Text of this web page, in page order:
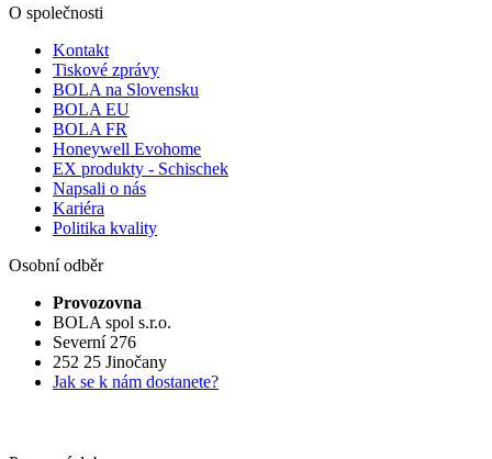
O společnosti
Kontakt
Tiskové zprávy
BOLA na Slovensku
BOLA EU
BOLA FR
Honeywell Evohome
EX produkty - Schischek
Napsali o nás
Kariéra
Politika kvality
Osobní odběr
Provozovna
BOLA spol s.r.o.
Severní 276
252 25 Jinočany
Jak se k nám dostanete?